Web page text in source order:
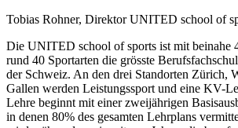
Tobias Rohner, Direktor UNITED school of
Die UNITED school of sports ist mit beinahe
rund 40 Sportarten die grösste
der Schweiz. An den drei Standorten Zürich,
Gallen werden Leistungssport und eine KV-
Lehre beginnt mit einer zweijährigen
in denen 80% des gesamten Lehrplans